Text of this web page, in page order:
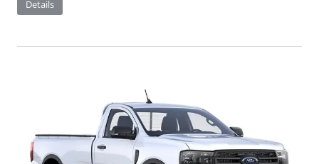
Details